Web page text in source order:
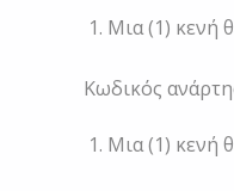
Μια (1) κενή
Κωδικός
Μια (1) κενή